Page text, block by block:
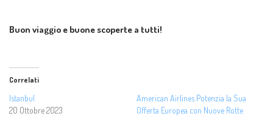
Buon viaggio e buone scoperte a tutti!
Correlati
Istanbul
20 Ottobre 2023
American Airlines Potenzia la Sua
Offerta Europea con Nuove Rotte